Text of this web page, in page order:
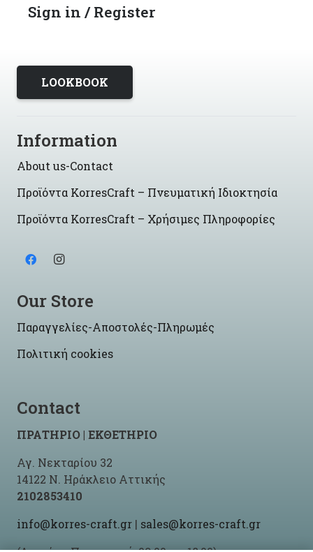
Sign in / Register
LOOKBOOK
Information
About us-Contact
Προϊόντα KorresCraft – Πνευματική Ιδιοκτησία
Προϊόντα KorresCraft – Χρήσιμες Πληροφορίες
Our Store
Παραγγελίες-Αποστολές-Πληρωμές
Πολιτική cookies
Contact
ΠΡΑΤΗΡΙΟ | ΕΚΘΕΤΗΡΙΟ
Αγ. Νεκταρίου 32
14122 Ν. Ηράκλειο Αττικής
2102853410
info@korres-craft.gr | sales@korres-craft.gr